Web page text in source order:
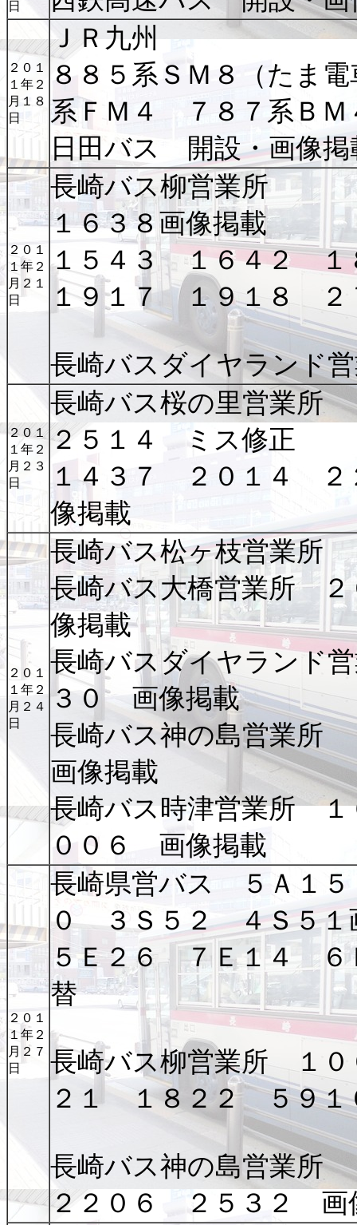
日
２０１
１年２
月１８
日
ＪＲ九州
８８５系ＳＭ８（たま
系ＦＭ４ ７８７系Ｂ
日田バス 開設・画像掲
２０１
１年２
月２１
日
長崎バス柳営業所
１６３８画像掲載
１５４３ １６４２ １
１９１７ １９１８ ２
長崎バスダイヤランド
２０１
１年２
月２３
日
長崎バス桜の里営業所
２５１４ ミス修正
１４３７ ２０１４
像掲載
２０１
１年２
月２４
日
長崎バス松ヶ枝営業
長崎バス大橋営業所
像掲載
長崎バスダイヤラン
３０ 画像掲載
長崎バス神の島営業
画像掲載
長崎バス時津営業所
００６ 画像掲載
２０１
１年２
月２７
日
長崎県営バス ５Ａ１
０ ３Ｓ５２ ４Ｓ５
５Ｅ２６ ７Ｅ１４ ６
替
長崎バス柳営業所 １
２１ １８２２ ５９１
長崎バス神の島営業
２２０６ ２５３２ 画